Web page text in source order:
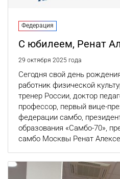
Федерация
С юбилеем, Ренат
29 октября 2025 года
Сегодня свой день
работник физической
тренер России, доктор
профессор, первый вице-
федерации самбо,
образования «Самбо-70»,
самбо Москвы Ренат